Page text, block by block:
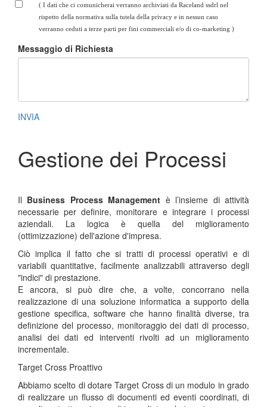
( I dati che ci comunicherai verranno archiviati da Raceland ssdrl nel
rispetto della normativa sulla tutela della privacy e in nessun caso
verranno ceduti a terze parti per fini commerciali e/o di co-marketing )
Messaggio di Richiesta
INVIA
Gestione dei Processi
Il Business Process Management è l’insieme di attività
necessarie per definire, monitorare e integrare i processi
aziendali. La logica è quella del miglioramento
(ottimizzazione) dell'azione d'impresa.
Ciò implica il fatto che si tratti di processi operativi e di
variabili quantitative, facilmente analizzabili attraverso degli
"indici" di prestazione.
E ancora, si può dire che, a volte, concorrano nella
realizzazione di una soluzione informatica a supporto della
gestione specifica, software che hanno finalità diverse, tra
definizione del processo, monitoraggio dei dati di processo,
analisi dei dati ed interventi rivolti ad un miglioramento
incrementale.
Target Cross Proattivo
Abbiamo scelto di dotare Target Cross di un modulo in grado
di realizzare un flusso di documenti ed eventi coordinati, di